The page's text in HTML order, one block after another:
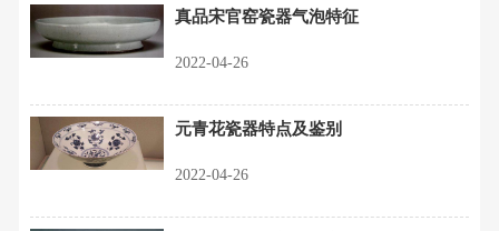
真品宋官窑瓷器气泡特征
2022-04-26
元青花瓷器特点及鉴别
2022-04-26